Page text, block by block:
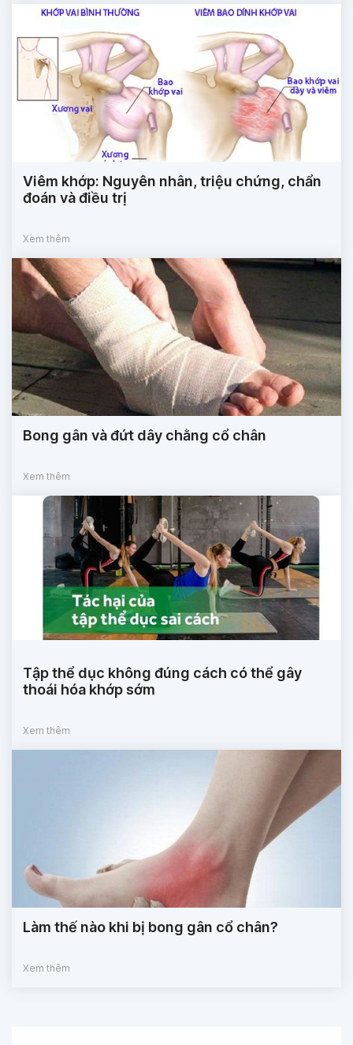
Viêm khớp: Nguyên nhân, triệu chứng, chẩn
đoán và điều trị
Xem thêm
Bong gân và đứt dây chằng cổ chân
Xem thêm
Tập thể dục không đúng cách có thể gây
thoái hóa khớp sớm
Xem thêm
Làm thế nào khi bị bong gân cổ chân?
Xem thêm